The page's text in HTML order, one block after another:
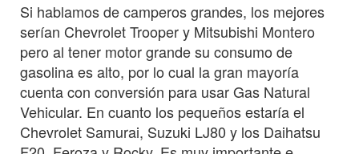
Si hablamos de camperos grandes, los mejores
serían Chevrolet Trooper y Mitsubishi Montero
pero al tener motor grande su consumo de
gasolina es alto, por lo cual la gran mayoría
cuenta con conversión para usar Gas Natural
Vehicular. En cuanto los pequeños estaría el
Chevrolet Samurai, Suzuki LJ80 y los Daihatsu